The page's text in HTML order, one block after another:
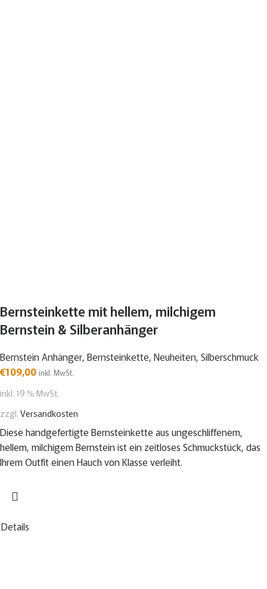
Bernsteinkette mit hellem, milchigem
Bernstein & Silberanhänger
Bernstein Anhänger, Bernsteinkette, Neuheiten, Silberschmuck
€109,00 inkl. MwSt.
inkl. 19 % MwSt.
zzgl.Versandkosten
Diese handgefertigte Bernsteinkette aus ungeschliffenem,
hellem, milchigem Bernstein ist ein zeitloses Schmuckstück, das
Ihrem Outfit einen Hauch von Klasse verleiht.
Details